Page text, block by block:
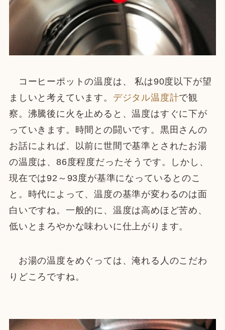
コーヒーポットの温度は、 私は90度以下が望
ましいと考えています。 デジタル温度計で観
察。沸騰後に火を止めると、温度はすぐに下が
っていきます。時間との闘いです。黒田さんの
お話によれば、以前に世間で基準とされたお湯
の温度は、86度程度だったそうです。しかし、
現在では92～93度が基準になっているとのこ
と。時代によって、温度の基準が変わるのは面
白いですね。一般的に、温度は高めほど苦め、
低いとまろやかな味わいに仕上がります。
お湯の温度をめぐっては、淹れる人のこだわ
りどころですね。